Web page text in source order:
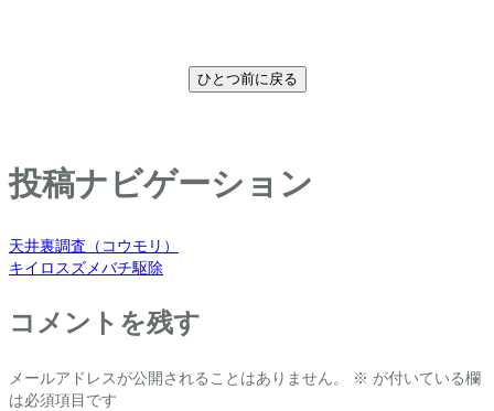
ひとつ前に戻る
投稿ナビゲーション
天井裏調査（コウモリ）
キイロスズメバチ駆除
コメントを残す
メールアドレスが公開されることはありません。 ※ が付いている欄
は必須項目です